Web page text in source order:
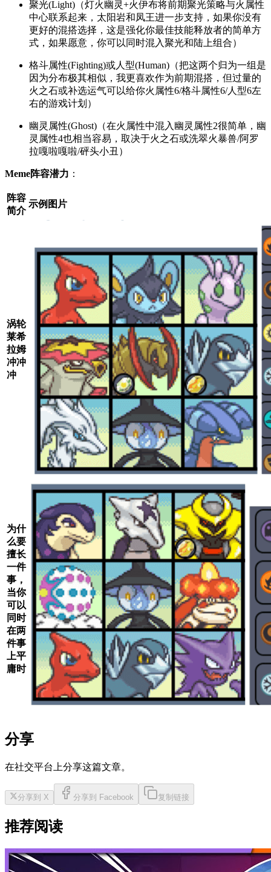
聚光(Light)（灯火幽灵+火伊布将前期聚光策略与火属性
中心联系起来，太阳岩和凤王进一步支持，如果你没有
更好的混搭选择，这是强化你最佳技能释放者的简单方
式，如果愿意，你可以同时混入聚光和陆上组合）
格斗属性(Fighting)或人型(Human)（把这两个归为一组是
因为分布极其相似，我更喜欢作为前期混搭，但过量的
火之石或补选运气可以给你火属性6/格斗属性6/人型6左
右的游戏计划）
幽灵属性(Ghost)（在火属性中混入幽灵属性2很简单，幽
灵属性4也相当容易，取决于火之石或洗翠火暴兽/阿罗
拉嘎啦嘎啦/砰头小丑）
Meme阵容潜力 ：
阵容
简介
示例图片
涡轮
莱希
拉姆
冲冲
冲
为什
么要
擅长
一件
事，
当你
可以
同时
在两
件事
上平
庸时
分享
在社交平台上分享这篇文章。
分享到 X 分享到 Facebook 复制链接
推荐阅读